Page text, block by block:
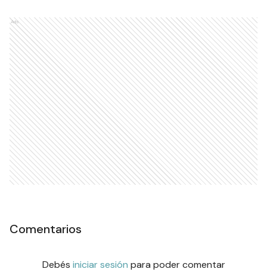
Ads
Comentarios
Debés iniciar sesión para poder comentar